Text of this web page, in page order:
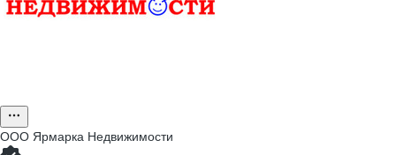
ООО Ярмарка Недвижимости